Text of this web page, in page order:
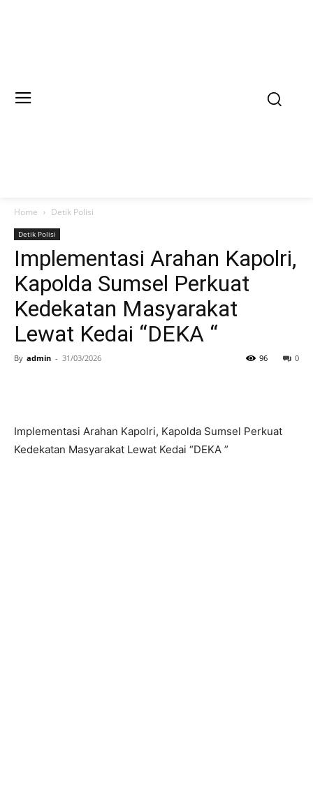
Home Detik Polisi
Detik Polisi
Implementasi Arahan Kapolri,
Kapolda Sumsel Perkuat
Kedekatan Masyarakat
Lewat Kedai “DEKA “
By admin - 31/03/2026 0
96
Implementasi Arahan Kapolri, Kapolda Sumsel Perkuat
Kedekatan Masyarakat Lewat Kedai “DEKA ”